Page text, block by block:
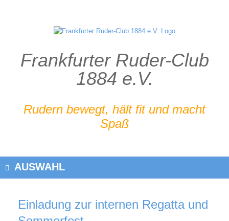
Frankfurter Ruder-Club
1884 e.V.
Rudern bewegt, hält fit und macht
Spaß
AUSWAHL
Einladung zur internen Regatta und